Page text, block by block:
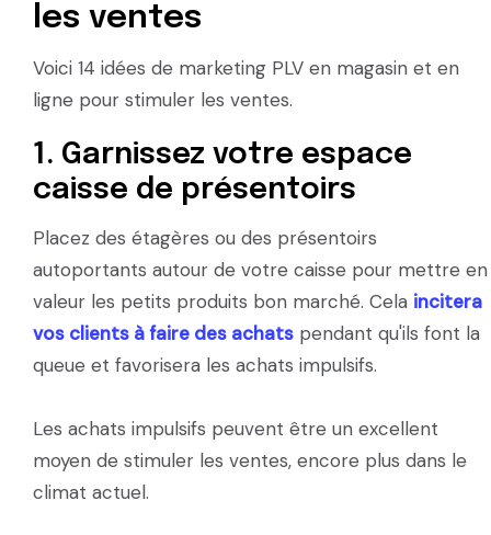
les ventes
Voici 14 idées de marketing PLV en magasin et en
ligne pour stimuler les ventes.
1. Garnissez votre espace
caisse de présentoirs
Placez des étagères ou des présentoirs
autoportants autour de votre caisse pour mettre en
valeur les petits produits bon marché. Cela incitera
vos clients à faire des achats pendant qu'ils font la
queue et favorisera les achats impulsifs.
Les achats impulsifs peuvent être un excellent
moyen de stimuler les ventes, encore plus dans le
climat actuel.